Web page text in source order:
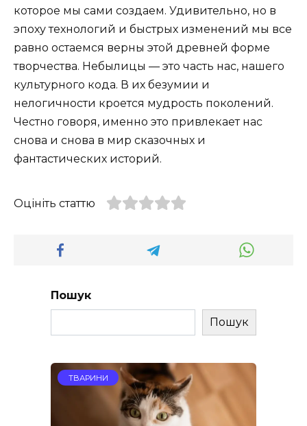
которое мы сами создаем. Удивительно, но в
эпоху технологий и быстрых изменений мы все
равно остаемся верны этой древней форме
творчества. Небылицы — это часть нас, нашего
культурного кода. В их безумии и
нелогичности кроется мудрость поколений.
Честно говоря, именно это привлекает нас
снова и снова в мир сказочных и
фантастических историй.
Оцініть статтю
Пошук
Пошук
ТВАРИНИ